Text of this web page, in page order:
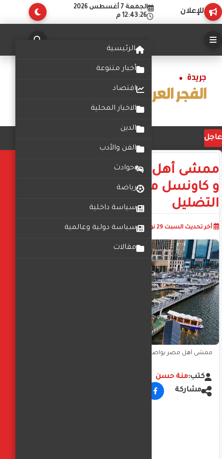
للإعلان
الجمعة 7 أغسطس 2026
12:43:27 م
الرئيسية
أخبار متنوعة
اقتصاد
الاخبار المحلية
الدين
الفن والأدب
حوادث
رياضة
سياسة داخلية
سياسة دولية وعالمية
مقالات
عاجل
ممشى أهل مصر يواصل نجاحه…
و كاونسل ماسترز ترد على حملات
التضليل
أخر تحديث السبت 29 نوفمبر 2025 09:16:33 م
ممشى أهل مصر يواصل نجاحه… و كاونسل ماسترز ترد على حملات
كتب:منة حسن
مشاركة